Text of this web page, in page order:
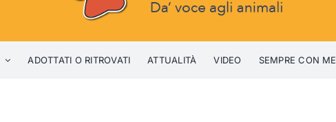
ADOTTATI O RITROVATI ATTUALITÀ VIDEO SEMPRE CON ME